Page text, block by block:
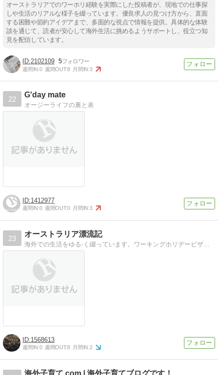
オーストラリアでのワーホリ経験を実際にした投稿者が、現地での仕事探
しや生活のリアルな様子を綴っています。優良求人の見つけ方から、直面
する困難や節約アイデアまで、多面的な視点で情報を提供。具体的な体験
談を通じて、読者が安心して海外生活に挑めるようサポートし、役立つ知
見を配信しています。
2102109 5
週間IN:0 週間OUT:8 月間IN:3
22
G'day mate
オージーライフの裏と表
1412977
週間IN:0 週間OUT:0 月間IN:3
23
オーストラリア漂流記
海外での生活をゆる-く綴っています。ワーキングホリデービザでのオーストラリア&カナダ生活を日々お伝えしています。
1568613
週間IN:0 週間OUT:8 月間IN:2
海外子育て.com | 海外子育てブログです！